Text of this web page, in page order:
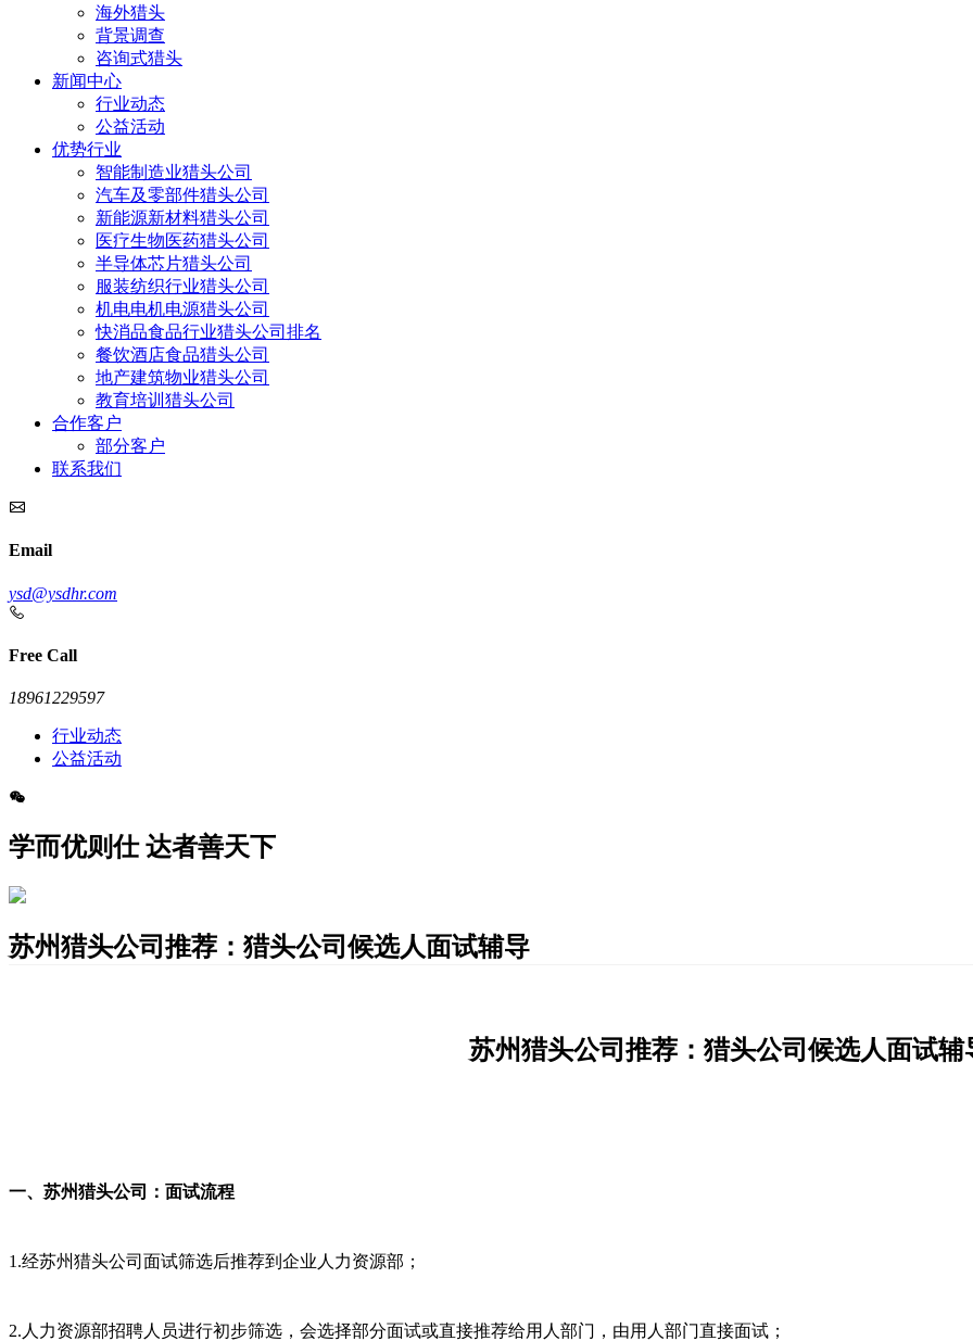
海外猎头
背景调查
咨询式猎头
新闻中心
行业动态
公益活动
优势行业
智能制造业猎头公司
汽车及零部件猎头公司
新能源新材料猎头公司
医疗生物医药猎头公司
半导体芯片猎头公司
服装纺织行业猎头公司
机电电机电源猎头公司
快消品食品行业猎头公司排名
餐饮酒店食品猎头公司
地产建筑物业猎头公司
教育培训猎头公司
合作客户
部分客户
联系我们
Email
ysd@ysdhr.com
Free Call
18961229597
行业动态
公益活动
学而优则仕 达者善天下
苏州猎头公司推荐：猎头公司候选人面试辅导
苏州猎头公司推荐：猎头公司候选人面试辅
一、苏州猎头公司：面试流程
1.经苏州猎头公司面试筛选后推荐到企业人力资源部；
2.人力资源部招聘人员进行初步筛选，会选择部分面试或直接推荐给用人部门，由用人部门直接面试；